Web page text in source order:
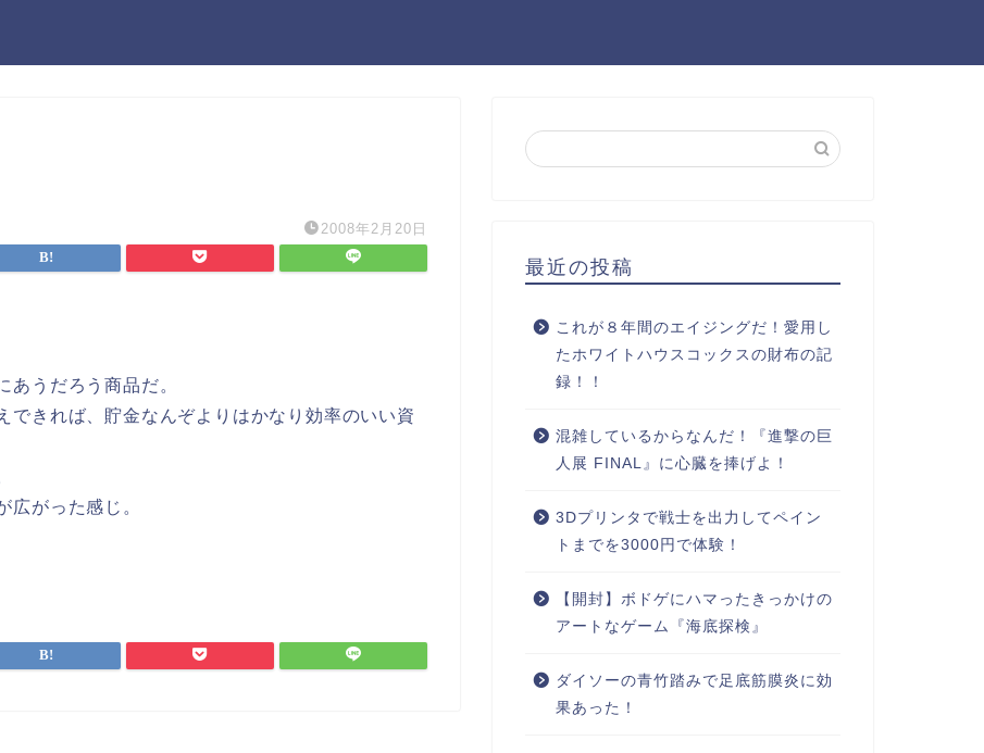
2008年2月20日
あうだろう商品だ。
できれば、貯金なんぞよりはかなり効率のいい資
広がった感じ。
最近の投稿
これが８年間のエイジングだ！愛用し
たホワイトハウスコックスの財布の記
録！！
混雑しているからなんだ！『進撃の巨
人展 FINAL』に心臓を捧げよ！
3Dプリンタで戦士を出力してペイン
トまでを3000円で体験！
【開封】ボドゲにハマったきっかけの
アートなゲーム『海底探検』
ダイソーの青竹踏みで足底筋膜炎に効
果あった！